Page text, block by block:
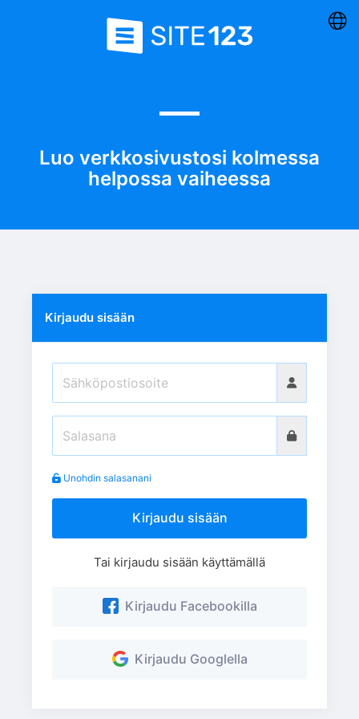
Luo verkkosivustosi kolmessa
helpossa vaiheessa
Kirjaudu sisään
Unohdin salasanani
Kirjaudu sisään
Tai kirjaudu sisään käyttämällä
Kirjaudu Facebookilla
Kirjaudu Googlella